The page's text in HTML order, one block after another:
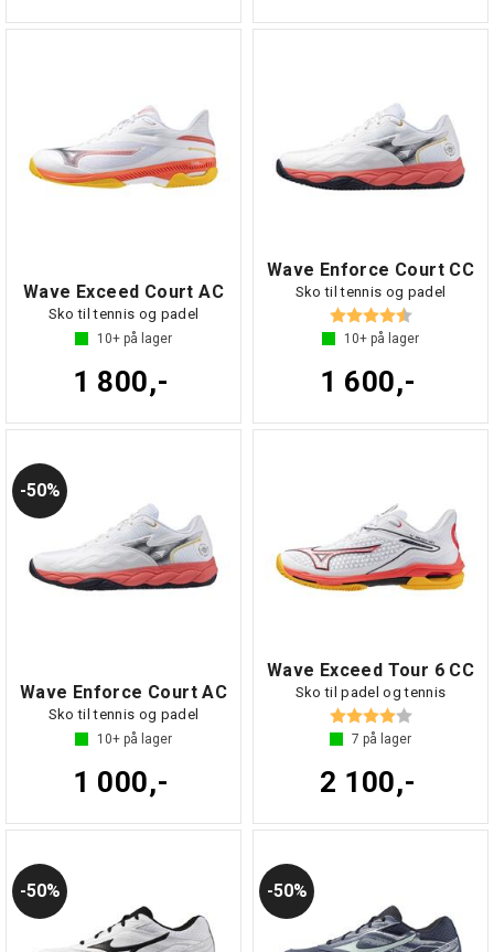
Wave Exceed Court AC
Sko til tennis og padel
10+ på lager
1 800,-
Wave Enforce Court CC
Sko til tennis og padel
Karakter: 4.6 av 5
10+ på lager
1 600,-
50%
Wave Enforce Court AC
Sko til tennis og padel
10+ på lager
1 000,-
Wave Exceed Tour 6 CC
Sko til padel og tennis
Karakter: 4.0 av 5
7 på lager
2 100,-
50% 50%